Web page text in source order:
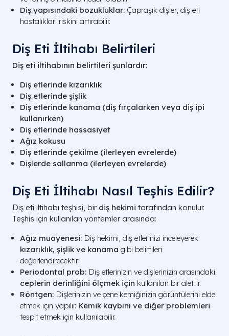
Diş yapısındaki bozukluklar: Çapraşık dişler, diş eti
hastalıkları riskini artırabilir.
Diş Eti İltihabı Belirtileri
Diş eti iltihabının belirtileri şunlardır:
Diş etlerinde kızarıklık
Diş etlerinde şişlik
Diş etlerinde kanama (diş fırçalarken veya diş ipi
kullanırken)
Diş etlerinde hassasiyet
Ağız kokusu
Diş etlerinde çekilme (ilerleyen evrelerde)
Dişlerde sallanma (ilerleyen evrelerde)
Diş Eti İltihabı Nasıl Teşhis Edilir?
Diş eti iltihabı teşhisi, bir diş hekimi tarafından konulur.
Teşhis için kullanılan yöntemler arasında:
Ağız muayenesi: Diş hekimi, diş etlerinizi inceleyerek
kızarıklık, şişlik ve kanama gibi belirtileri
değerlendirecektir.
Periodontal prob: Diş etlerinizin ve dişlerinizin arasındaki
ceplerin derinliğini ölçmek için kullanılan bir alettir.
Röntgen: Dişlerinizin ve çene kemiğinizin görüntülerini elde
etmek için yapılır. Kemik kaybını ve diğer problemleri
tespit etmek için kullanılabilir.